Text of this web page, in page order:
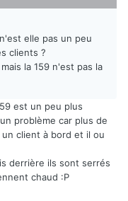
elle pas un peu
clients ?
la 159 n'est pas la
est un peu plus
problème car plus de
client à bord et il ou
derrière ils sont serrés
chaud :P